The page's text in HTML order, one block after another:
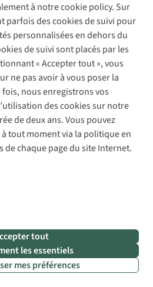
à notre cookie policy. Sur
parfois des cookies de suivi pour
personnalisées en dehors du
de suivi sont placés par les
« Accepter tout », vous
ne pas avoir à vous poser la
nous enregistrons vos
des cookies sur notre
de deux ans. Vous pouvez
tout moment via la politique en
de chaque page du site Internet.
tout
les essentiels
mes préférences